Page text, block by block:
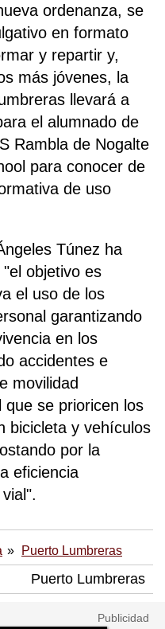
ordenanza, se
en formato
y repartir y,
más jóvenes, la
llevará a
el alumnado de
Rambla de Nogalte
para conocer de
de uso
Túnez ha
objetivo es
el uso de los
garantizando
en los
accidentes e
movilidad
se prioricen los
bicicleta y vehículos
por la
eficiencia
Puerto Lumbreras
Puerto Lumbreras